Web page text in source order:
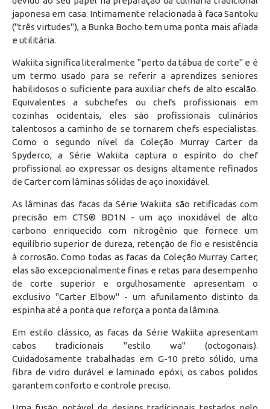
japonesa em casa. Intimamente relacionada à faca Santoku
("três virtudes"), a Bunka Bocho tem uma ponta mais afiada
e utilitária.
Wakiita significa literalmente "perto da tábua de corte" e é
um termo usado para se referir a aprendizes seniores
habilidosos o suficiente para auxiliar chefs de alto escalão.
Equivalentes a subchefes ou chefs profissionais em
cozinhas ocidentais, eles são profissionais culinários
talentosos a caminho de se tornarem chefs especialistas.
Como o segundo nível da Coleção Murray Carter da
Spyderco, a Série Wakiita captura o espírito do chef
profissional ao expressar os designs altamente refinados
de Carter com lâminas sólidas de aço inoxidável.
As lâminas das facas da Série Wakiita são retificadas com
precisão em CTS® BD1N - um aço inoxidável de alto
carbono enriquecido com nitrogênio que fornece um
equilíbrio superior de dureza, retenção de fio e resistência
à corrosão. Como todas as facas da Coleção Murray Carter,
elas são excepcionalmente finas e retas para desempenho
de corte superior e orgulhosamente apresentam o
exclusivo "Carter Elbow" - um afunilamento distinto da
espinha até a ponta que reforça a ponta da lâmina.
Em estilo clássico, as facas da Série Wakiita apresentam
cabos tradicionais "estilo wa" (octogonais).
Cuidadosamente trabalhadas em G-10 preto sólido, uma
fibra de vidro durável e laminado epóxi, os cabos polidos
garantem conforto e controle preciso.